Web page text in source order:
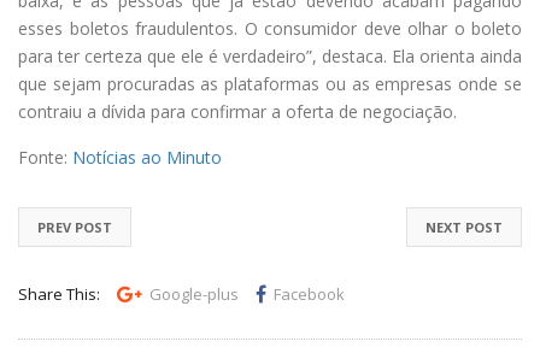
esses boletos fraudulentos. O consumidor deve olhar o boleto
para ter certeza que ele é verdadeiro”, destaca. Ela orienta ainda
que sejam procuradas as plataformas ou as empresas onde se
contraiu a dívida para confirmar a oferta de negociação.
Fonte: Notícias ao Minuto
NEXT POST
PREV POST
Share This: Google-plus Facebook